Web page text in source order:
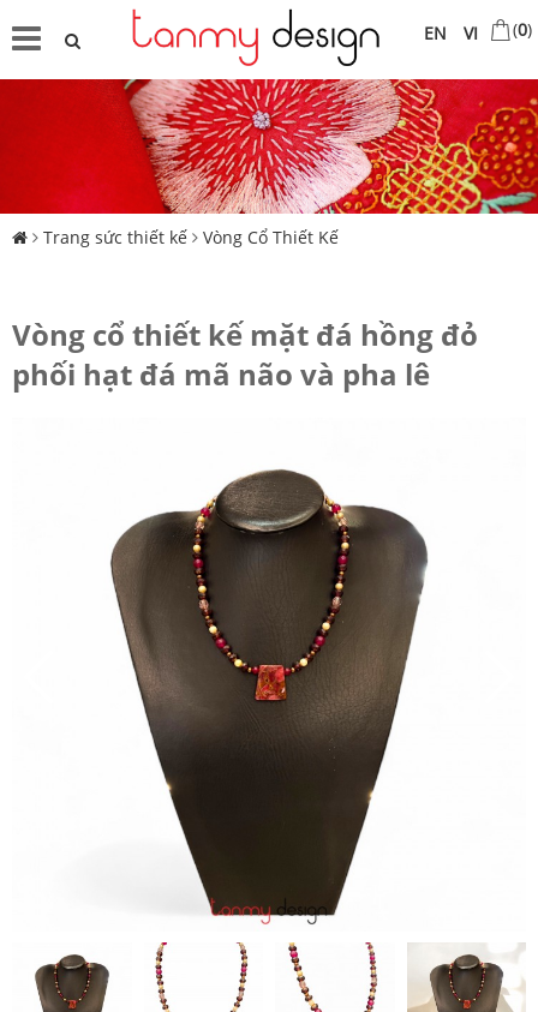
VI
EN (0)
Trang sức thiết kế Vòng Cổ Thiết Kế
Vòng cổ thiết kế mặt đá hồng đỏ
phối hạt đá mã não và pha lê